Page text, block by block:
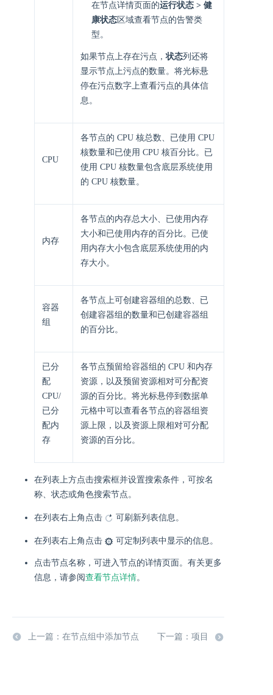
在节点详情页面的运行状态 > 健
康状态 区域查看节点的告警类
型。
如果节点上存在污点，状态列还将
显示节点上污点的数量。将光标悬
停在污点数字上查看污点的具体信
息。
CPU
各节点的 CPU 核总数、已使用 CPU
核数量和已使用 CPU 核百分比。已
使用 CPU 核数量包含底层系统使用
的 CPU 核数量。
内存
各节点的内存总大小、已使用内存
大小和已使用内存的百分比。已使
用内存大小包含底层系统使用的内
存大小。
容器
组
各节点上可创建容器组的总数、已
创建容器组的数量和已创建容器组
的百分比。
已分
配
CPU/
已分
配内
存
各节点预留给容器组的 CPU 和内存
资源，以及预留资源相对可分配资
源的百分比。将光标悬停到数据单
元格中可以查看各节点的容器组资
源上限，以及资源上限相对可分配
资源的百分比。
在列表上方点击搜索框并设置搜索条件，可按名
称、状态或角色搜索节点。
在列表右上角点击 可刷新列表信息。
在列表右上角点击 可定制列表中显示的信息。
点击节点名称，可进入节点的详情页面。有关更多
信息，请参阅查看节点详情。
上一篇：在节点组中添加节点 下一篇：项目